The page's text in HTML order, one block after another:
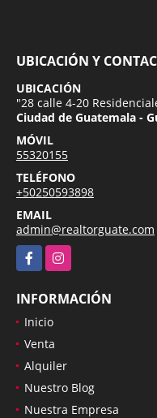
UBICACIÓN Y
UBICACIÓN
"28 calle 4-20
Ciudad de Guatemala -
MÓVIL
55320155
TELÉFONO
+50250593898
EMAIL
admin@realtorguate.com
FacebookInstagram
INFORMACIÓN
Inicio
Venta
Alquiler
Nuestro Blog
Nuestra Empresa